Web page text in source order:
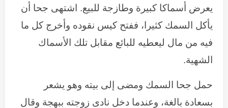
يعرض أسماكا كبيرة وطازجة للبيع. اشتهى جحا أن
يأكل السمك كثيرا، ففتح كيس نقوده وأخرج كل ما
فيه من مال ليعطيه للبائع مقابل تلك الأسماك
الشهية.
حمل جحا السمك ومضى إلى بيته وهو يشعر
بسعادة بالغة، وعندما دخل نادى زوجته ببهجة وقال